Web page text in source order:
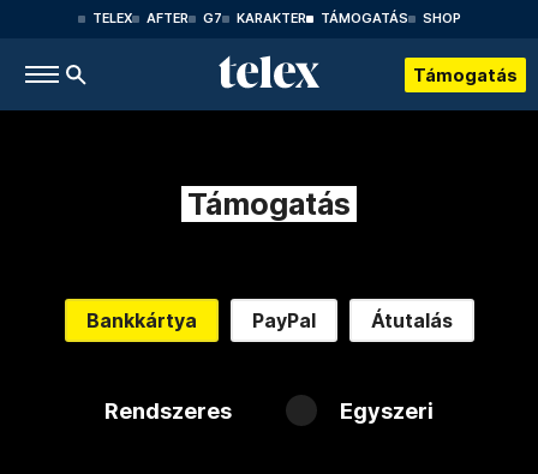
TELEX AFTER G7 KARAKTER TÁMOGATÁS SHOP
Támogatás
Támogatás
Bankkártya PayPal Átutalás
Rendszeres Egyszeri